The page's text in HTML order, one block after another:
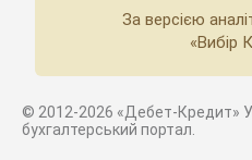
За версією
«Вибір
© 2012-2026 «Дебет-Кредит»
бухгалтерський портал.